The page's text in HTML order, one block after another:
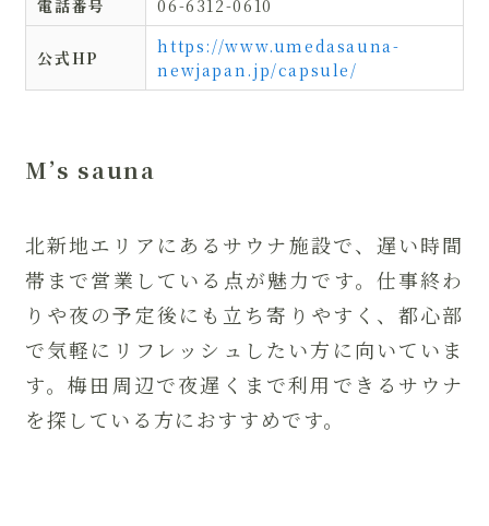
電話番号
06-6312-0610
公式HP
https://www.umedasauna-
newjapan.jp/capsule/
M’s sauna
北新地エリアにあるサウナ施設で、遅い時間
帯まで営業している点が魅力です。仕事終わ
りや夜の予定後にも立ち寄りやすく、都心部
で気軽にリフレッシュしたい方に向いていま
す。梅田周辺で夜遅くまで利用できるサウナ
を探している方におすすめです。